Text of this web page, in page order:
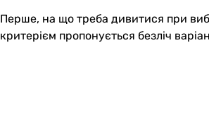
Перше, на що треба дивитися при
критерієм пропонується безліч